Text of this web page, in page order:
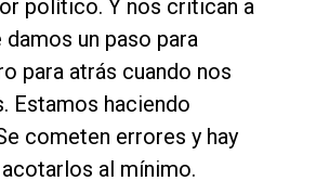
político. Y nos critican a
un paso para
para atrás cuando nos
Estamos haciendo
cometen errores y hay
al mínimo.